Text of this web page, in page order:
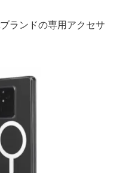
ランドの専用アクセサ